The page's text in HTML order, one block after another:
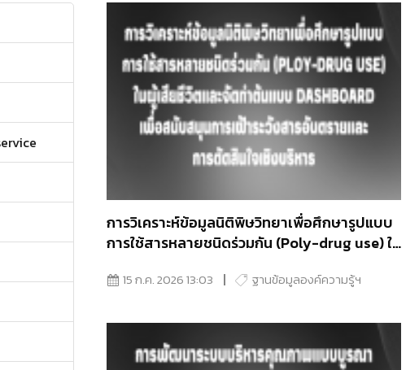
การวิเคราะห์ข้อมูลนิติพิษวิทยาเพื่อศึกษารูปแบบ
การใช้สารหลายชนิดร่วมกัน (Poly-drug use) ใน
สนับสนุนการเฝ้าระวังสารอันตรายและการตัดสิน
15 ก.ค. 2026 13:03 ฐานข้อมูลองค์ความรู้ฯ